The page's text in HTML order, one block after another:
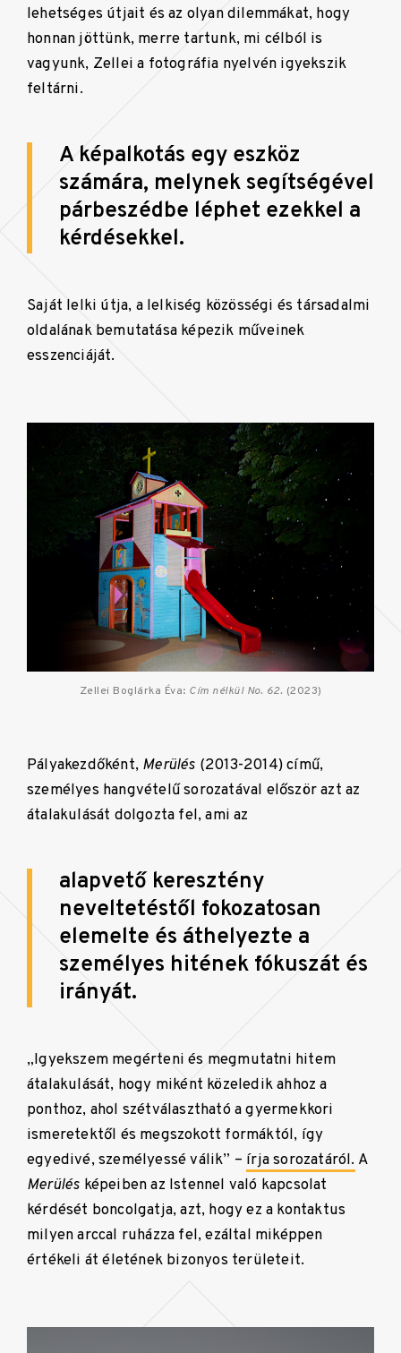
lehetséges útjait és az olyan dilemmákat, hogy
honnan jöttünk, merre tartunk, mi célból is
vagyunk, Zellei a fotográfia nyelvén igyekszik
feltárni.
A képalkotás egy eszköz
számára, melynek segítségével
párbeszédbe léphet ezekkel a
kérdésekkel.
Saját lelki útja, a lelkiség közösségi és társadalmi
oldalának bemutatása képezik műveinek
esszenciáját.
Zellei Boglárka Éva: Cím nélkül No. 62. (2023)
Pályakezdőként, Merülés (2013-2014) című,
személyes hangvételű sorozatával először azt az
átalakulását dolgozta fel, ami az
alapvető keresztény
neveltetéstől fokozatosan
elemelte és áthelyezte a
személyes hitének fókuszát és
irányát.
„Igyekszem megérteni és megmutatni hitem
átalakulását, hogy miként közeledik ahhoz a
ponthoz, ahol szétválasztható a gyermekkori
ismeretektől és megszokott formáktól, így
egyedivé, személyessé válik” – írja sorozatáról. A
Merülés képeiben az Istennel való kapcsolat
kérdését boncolgatja, azt, hogy ez a kontaktus
milyen arccal ruházza fel, ezáltal miképpen
értékeli át életének bizonyos területeit.